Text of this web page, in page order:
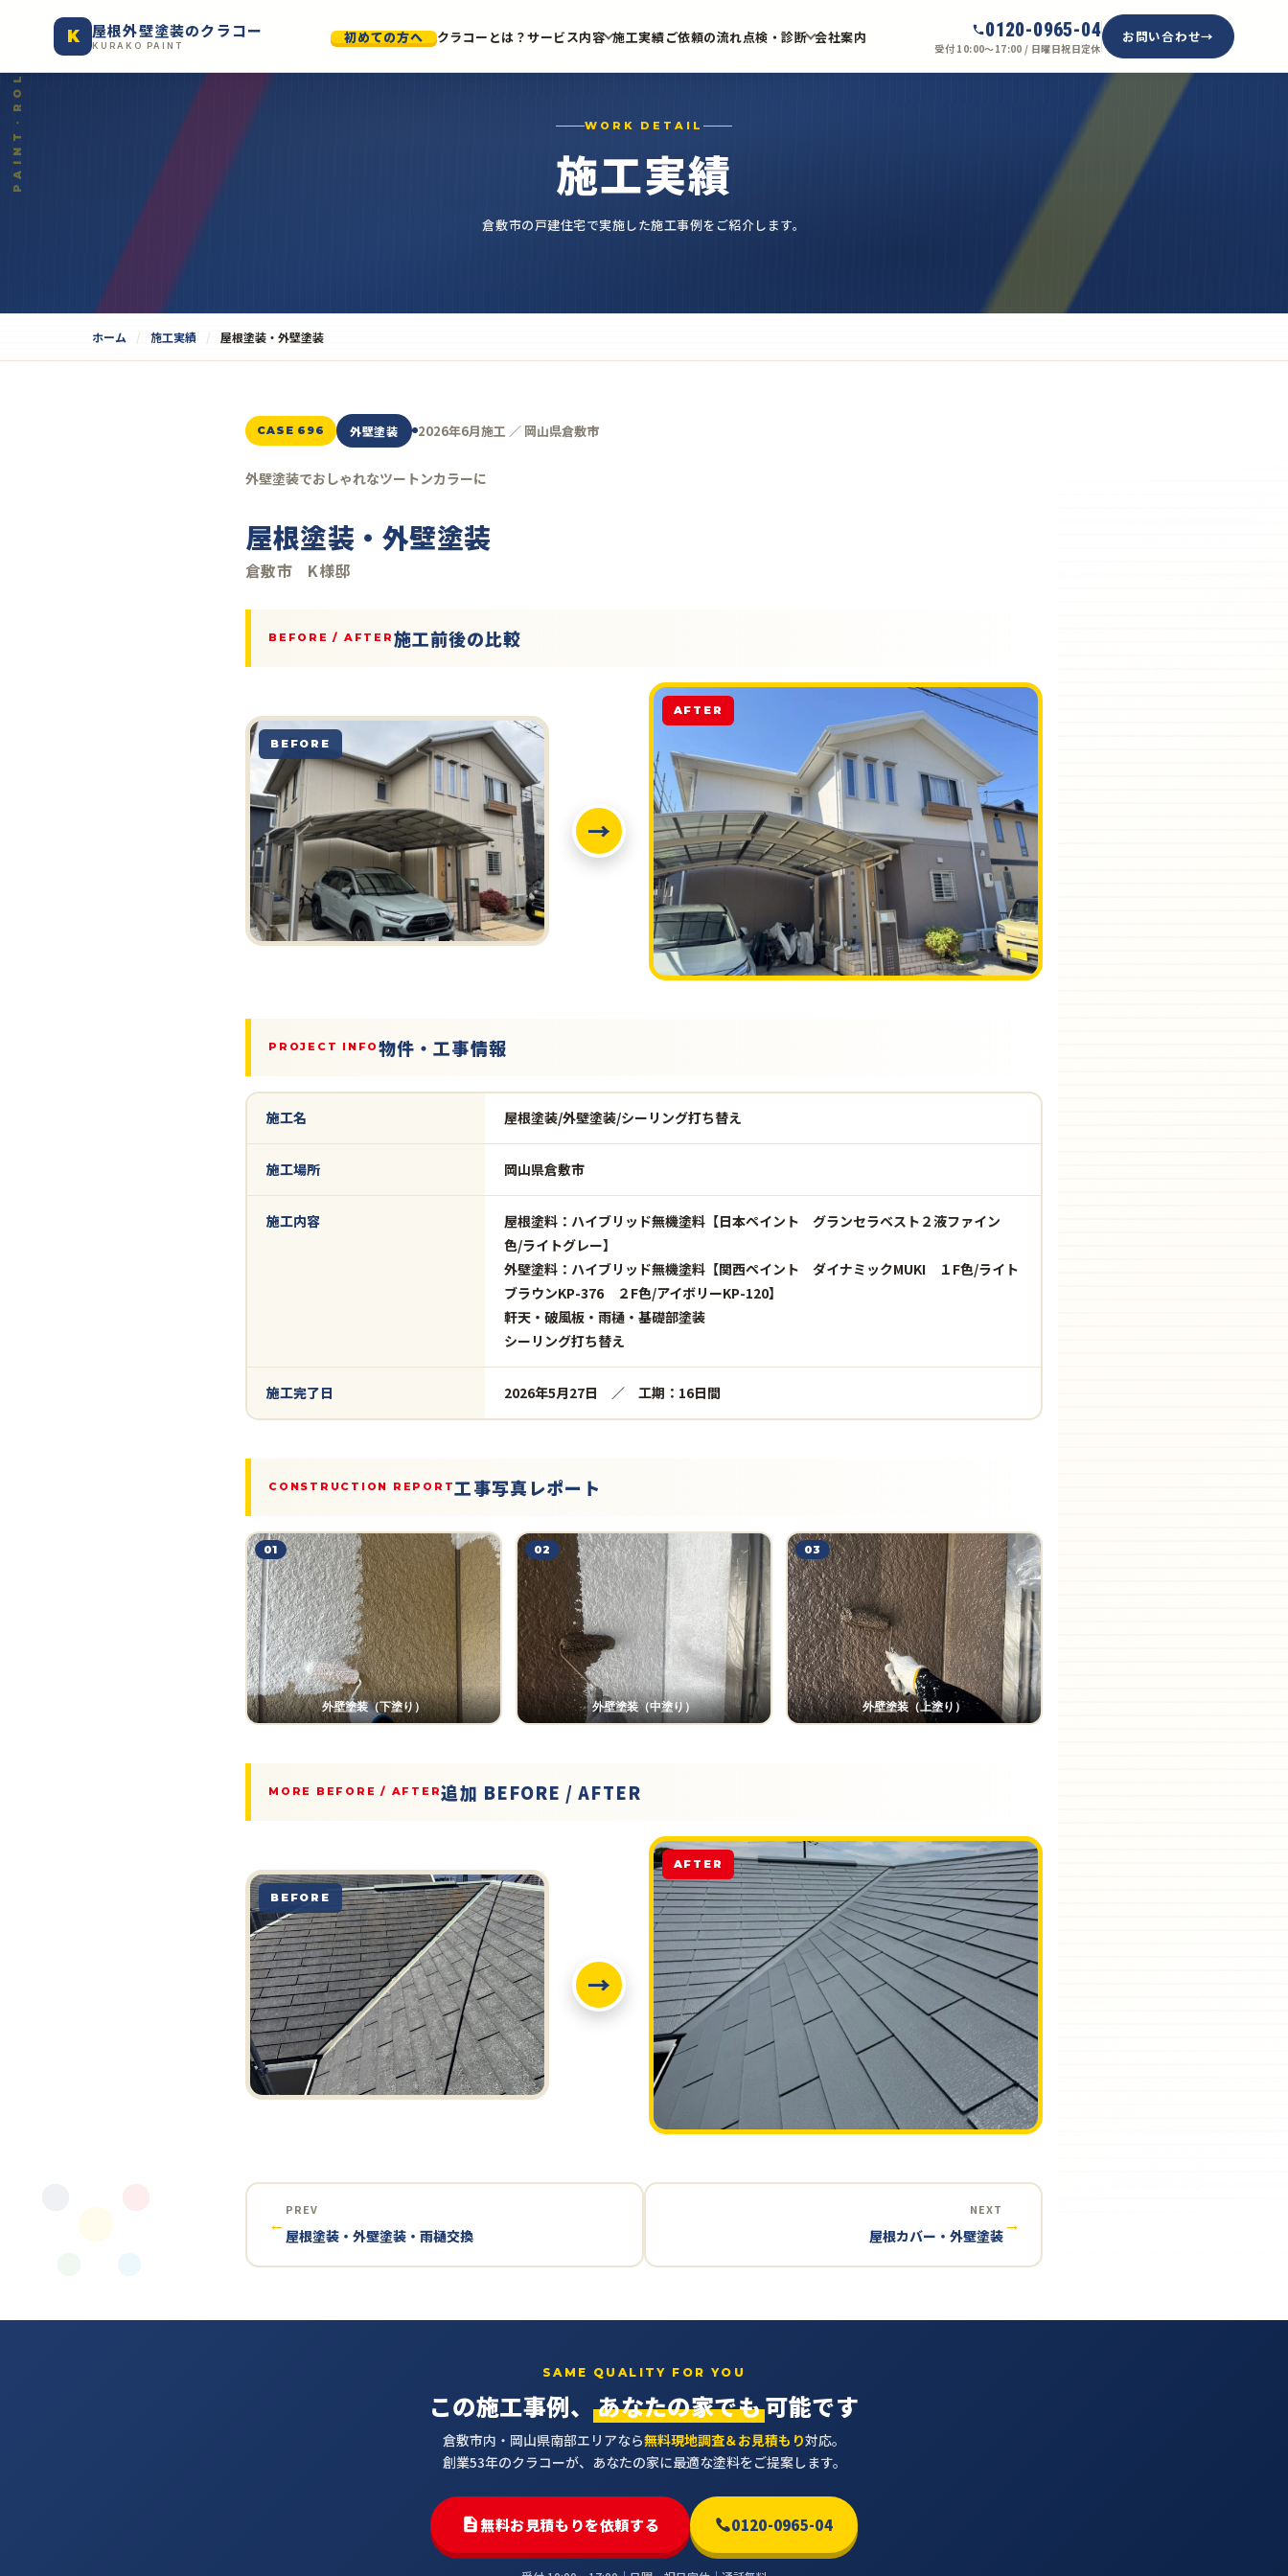
K 屋根外壁塗装のクラコー
KURAKO PAINT 初めての方へ クラコーとは？サービス内容 施工実績ご依頼の流れ点検・診断 会社案内 0120-0965-04
受付 10:00〜17:00 / 日曜日祝日定休
お問い合わせ
WORK DETAIL
施工実績
倉敷市の戸建住宅で実施した施工事例をご紹介します。
ホーム 施工実績 屋根塗装・外壁塗装
CASE 696 外壁塗装 2026年6月施工 ／ 岡山県倉敷市
外壁塗装でおしゃれなツートンカラーに
屋根塗装・外壁塗装
倉敷市 K様邸
BEFORE / AFTER 施工前後の比較
BEFORE
→
AFTER
PROJECT INFO物件・工事情報
施工名 屋根塗装/外壁塗装/シーリング打ち替え
施工場所 岡山県倉敷市
施工内容
屋根塗料：ハイブリッド無機塗料【日本ペイント グランセラベスト２液ファイン
色/ライトグレー】
外壁塗料：ハイブリッド無機塗料【関西ペイント ダイナミックMUKI １F色/ライト
ブラウンKP-376 ２F色/アイボリーKP-120】
軒天・破風板・雨樋・基礎部塗装
シーリング打ち替え
施工完了日 2026年5月27日 ／ 工期：16日間
CONSTRUCTION REPORT工事写真レポート
01
外壁塗装（下塗り）
02
外壁塗装（中塗り）
03
外壁塗装（上塗り）
MORE BEFORE / AFTER追加 BEFORE / AFTER
BEFORE
→
AFTER
←
PREV
屋根塗装・外壁塗装・雨樋交換
NEXT
屋根カバー・外壁塗装
→
SAME QUALITY FOR YOU
この施工事例、あなたの家でも可能です
倉敷市内・岡山県南部エリアなら無料現地調査＆お見積もり対応。
創業53年のクラコーが、あなたの家に最適な塗料をご提案します。
無料お見積もりを依頼する 0120-0965-04